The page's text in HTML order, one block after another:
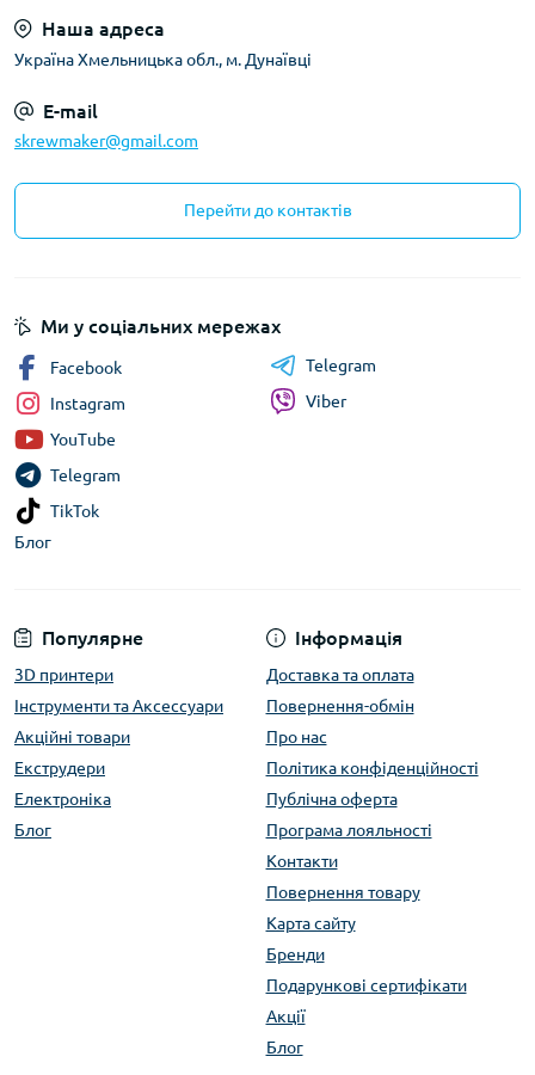
Наша адреса
Україна Хмельницька обл., м. Дунаївці
E-mail
skrewmaker@gmail.com
Перейти до контактів
Популярне
3D принтери
Інструменти та Аксессуари
Акційні товари
Екструдери
Електроніка
Блог
Інформація
Доставка та оплата
Повернення-обмін
Про нас
Політика конфіденційності
Публічна оферта
Програма лояльності
Контакти
Повернення товару
Карта сайту
Бренди
Подарункові сертифікати
Акції
Блог
Ми у соціальних мережах
Facebook
Instagram
YouTube
Telegram
TikTok
Блог
Telegram
Viber